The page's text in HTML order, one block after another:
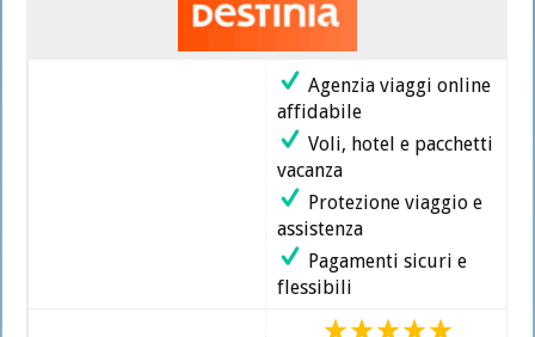
Agenzia viaggi online
affidabile
Voli, hotel e pacchetti
vacanza
Protezione viaggio e
assistenza
Pagamenti sicuri e
flessibili